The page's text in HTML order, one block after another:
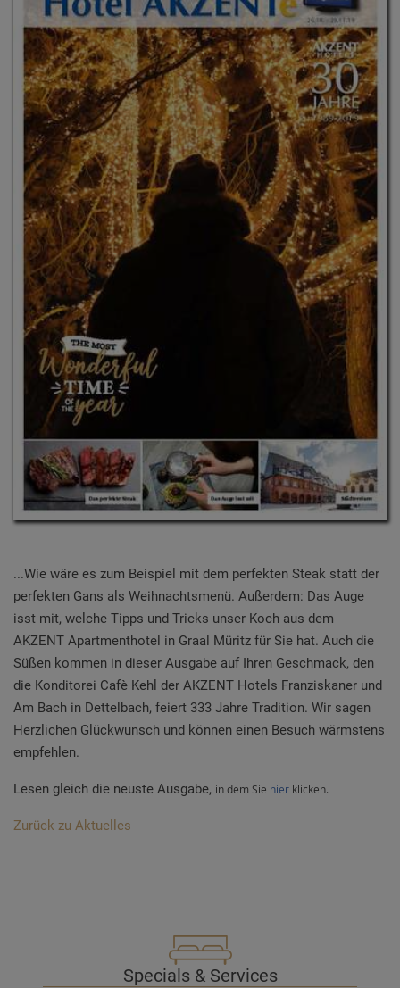
...Wie wäre es zum Beispiel mit dem perfekten Steak statt der
perfekten Gans als Weihnachtsmenü. Außerdem: Das Auge
isst mit, welche Tipps und Tricks unser Koch aus dem
AKZENT Apartmenthotel in Graal Müritz für Sie hat. Auch die
Süßen kommen in dieser Ausgabe auf Ihren Geschmack, den
die Konditorei Cafè Kehl der AKZENT Hotels Franziskaner und
Am Bach in Dettelbach, feiert 333 Jahre Tradition. Wir sagen
Herzlichen Glückwunsch und können einen Besuch wärmstens
empfehlen.
Lesen gleich die neuste Ausgabe, in dem Sie hier klicken.
Zurück zu Aktuelles
Specials & Services